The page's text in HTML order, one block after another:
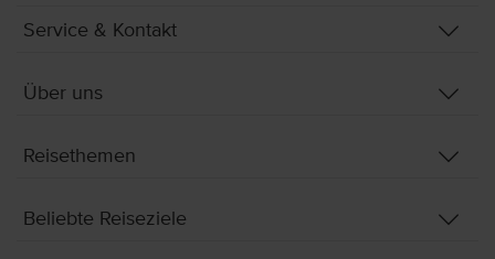
Service & Kontakt
Über uns
Reisethemen
Beliebte Reiseziele